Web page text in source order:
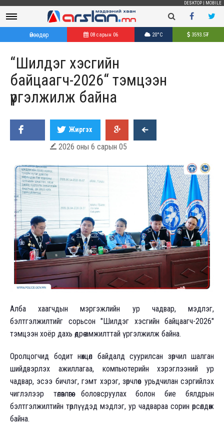
DESKTOP MOBILE
Өнөөдөр 08 сарын 06 20°C 3593.5₮
“Шилдэг хэсгийн
байцаагч-2026“ тэмцээн
үргэлжилж байна
Жиргэх
 2026 оны 6 сарын 05
Алба хаагчдын мэргэжлийн ур чадвар, мэдлэг,
бэлтгэлжилтийг сорьсон "Шилдэг хэсгийн байцаагч-2026"
тэмцээн хоёр дахь өдрөө амжилттай үргэлжилж байна.
Оролцогчид бодит нөхцөл байдалд суурилсан зөрчил шалган
шийдвэрлэх ажиллагаа, компьютерийн хэрэглээний ур
чадвар, эсээ бичлэг, гэмт хэрэг, зөрчлөөс урьдчилан сэргийлэх
чиглэлээр төлөвлөгөө боловсруулах болон бие бялдрын
бэлтгэлжилтийн төрлүүдэд мэдлэг, ур чадвараа сорин өрсөлдөж
байна.